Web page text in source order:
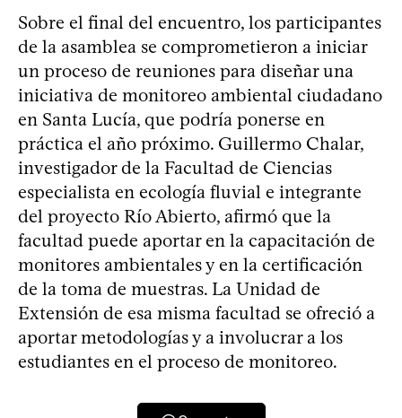
Sobre el final del encuentro, los participantes
de la asamblea se comprometieron a iniciar
un proceso de reuniones para diseñar una
iniciativa de monitoreo ambiental ciudadano
en Santa Lucía, que podría ponerse en
práctica el año próximo. Guillermo Chalar,
investigador de la Facultad de Ciencias
especialista en ecología fluvial e integrante
del proyecto Río Abierto, afirmó que la
facultad puede aportar en la capacitación de
monitores ambientales y en la certificación
de la toma de muestras. La Unidad de
Extensión de esa misma facultad se ofreció a
aportar metodologías y a involucrar a los
estudiantes en el proceso de monitoreo.